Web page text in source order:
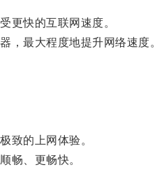
快的互联网速度。
最大程度地提升网络速度。
致的上网体验。
畅、更畅快。